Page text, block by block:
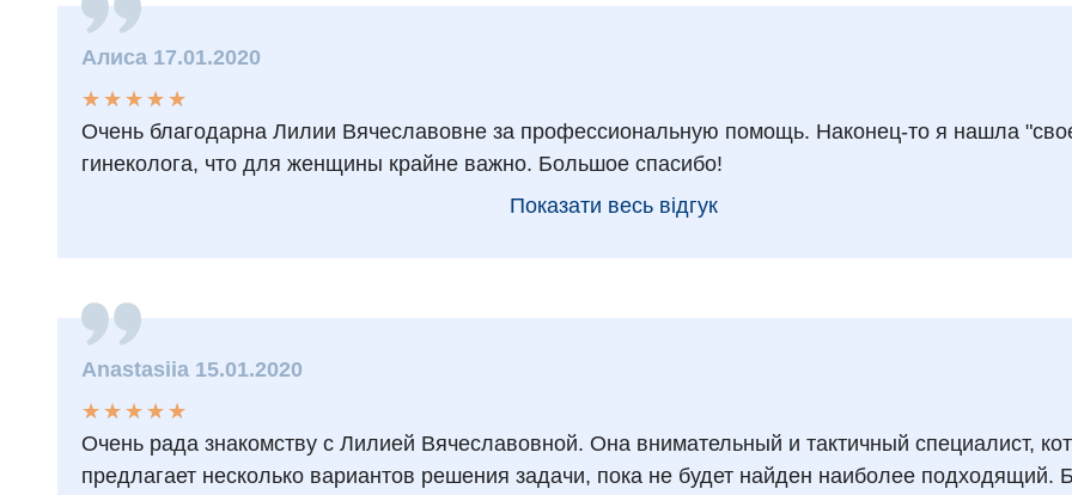
Алиса 17.01.2020
★
★
★
★
★
★ ★ ★ ★ ★
Очень благодарна Лилии Вячеславовне за профессиональную помощь. Наконец-то я нашла
гинеколога, что для женщины крайне важно. Большое спасибо!
Показати весь відгук
Anastasiia 15.01.2020
★
★
★
★
★
★ ★ ★ ★ ★
Очень рада знакомству с Лилией Вячеславовной. Она внимательный и тактичный специалист,
предлагает несколько вариантов решения задачи, пока не будет найден наиболее подходящий.